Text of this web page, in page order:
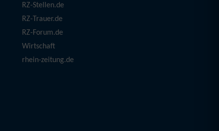
RZ-Stellen.de
RZ-Trauer.de
RZ-Forum.de
Wirtschaft
rhein-zeitung.de